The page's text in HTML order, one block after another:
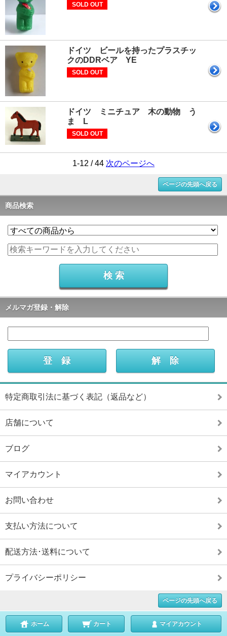
SOLD OUT
ドイツ ビールを持ったプラスチッ
クのDDRベア YE
SOLD OUT
ドイツ ミニチュア 木の動物 う
ま L
SOLD OUT
1-12 / 44 次のページへ
ページの先頭へ戻る
商品検索
メルマガ登録・解除
特定商取引法に基づく表記（返品など）
店舗について
ブログ
マイアカウント
お問い合わせ
支払い方法について
配送方法･送料について
プライバシーポリシー
ページの先頭へ戻る
ホーム カート マイアカウント